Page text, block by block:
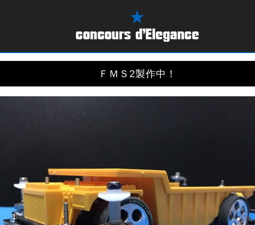
ＦＭＳ2製作中！